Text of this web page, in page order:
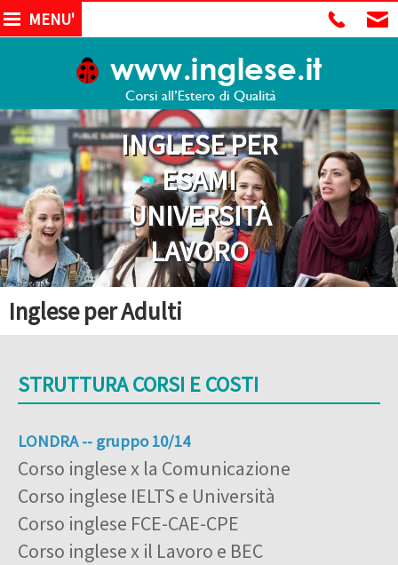
MENU'
INGLESE PER
ESAMI
UNIVERSITÀ
LAVORO
Inglese per Adulti
STRUTTURA CORSI E COSTI
LONDRA -- gruppo 10/14
Corso inglese x la Comunicazione
Corso inglese IELTS e Università
Corso inglese FCE-CAE-CPE
Corso inglese x il Lavoro e BEC